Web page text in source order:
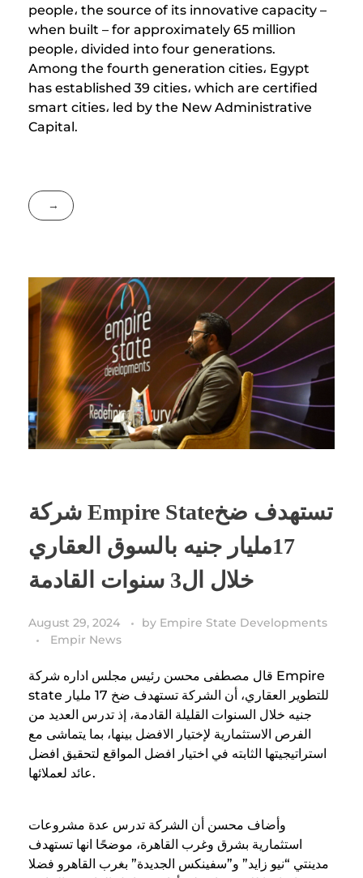
people، the source of its innovative capacity –
when built – for approximately 65 million
people، divided into four generations.
Among the fourth generation cities، Egypt
has established 39 cities، which are certified
smart cities، led by the New Administrative
Capital.
شركة Empire Stateتستهدف ضخ
17مليار جنيه بالسوق العقاري
خلال ال3 سنوات القادمة
August 29, 2024 by Empire State Developments
Empir News
قال مصطفى محسن رئيس مجلس اداره شركة Empire
state للتطوير العقاري، أن الشركة تستهدف ضخ 17 مليار
جنيه خلال السنوات القليلة القادمة، إذ تدرس العديد من
الفرص الاستثمارية لإختيار الافضل بينها، بما يتماشى مع
استراتيجيتها الثابته في اختيار افضل المواقع لتحقيق افضل
عائد لعملائها.
وأضاف محسن أن الشركة تدرس عدة مشروعات
استثمارية بشرق وغرب القاهرة، موضحًا انها تستهدف
مدينتي “نيو زايد” و”سفينكس الجديدة” بغرب القاهرو فضلا